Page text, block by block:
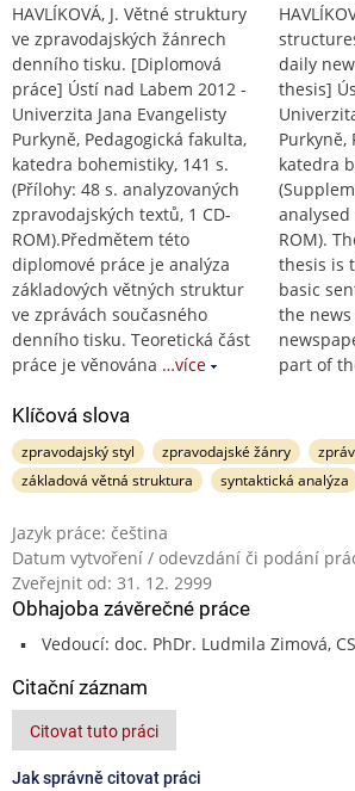
HAVLÍKOVÁ, J. Větné struktury
ve zpravodajských žánrech
denního tisku. [Diplomová
práce] Ústí nad Labem 2012 -
Univerzita Jana Evangelisty
Purkyně, Pedagogická fakulta,
katedra bohemistiky, 141 s.
(Přílohy: 48 s. analyzovaných
zpravodajských textů, 1 CD-
ROM).Předmětem této
diplomové práce je analýza
základových větných struktur
ve zprávách současného
denního tisku. Teoretická část
práce je věnována …více
daily
thesis]
Purkyně,
katedra
analysed
ROM).
thesis is
basic
the
part of
Klíčová slova
zpravodajský styl zpravodajské žánry
základová větná struktura
syntaktická analýza
Jazyk práce: čeština
Datum vytvoření / odevzdání či podání
Zveřejnit od: 31. 12. 2999
Obhajoba závěrečné práce
Vedoucí: doc. PhDr. Ludmila Zimová,
Citační záznam
Citovat tuto práci
Jak správně citovat práci